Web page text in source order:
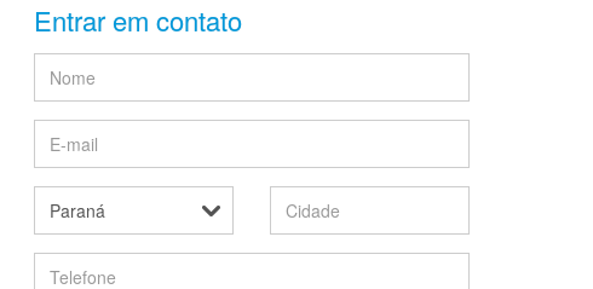
Entrar em contato